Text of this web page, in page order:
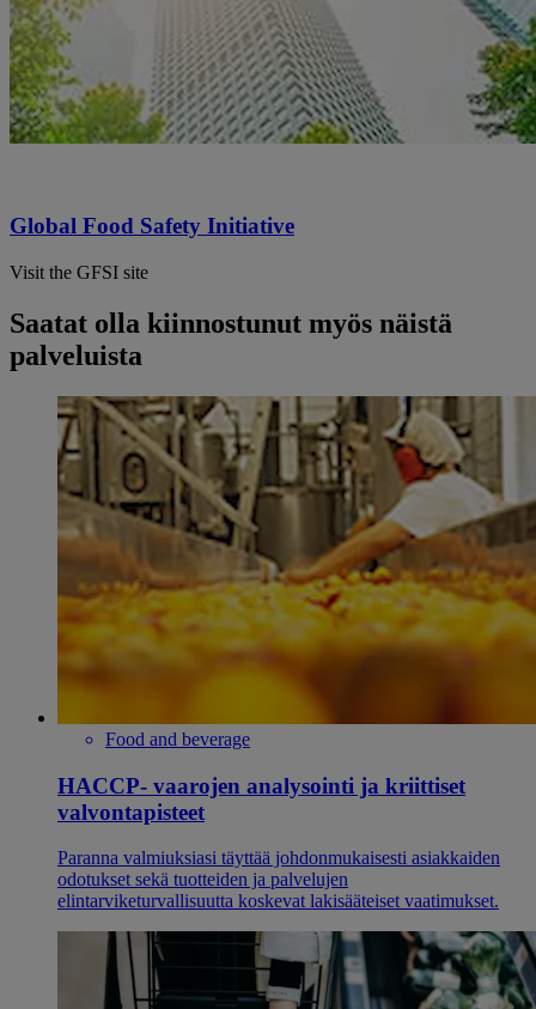
Global Food Safety Initiative
Visit the GFSI site
Saatat olla kiinnostunut myös näistä
palveluista
Food and beverage
HACCP- vaarojen analysointi ja kriittiset
valvontapisteet
Paranna valmiuksiasi täyttää johdonmukaisesti asiakkaiden
odotukset sekä tuotteiden ja palvelujen
elintarviketurvallisuutta koskevat lakisääteiset vaatimukset.